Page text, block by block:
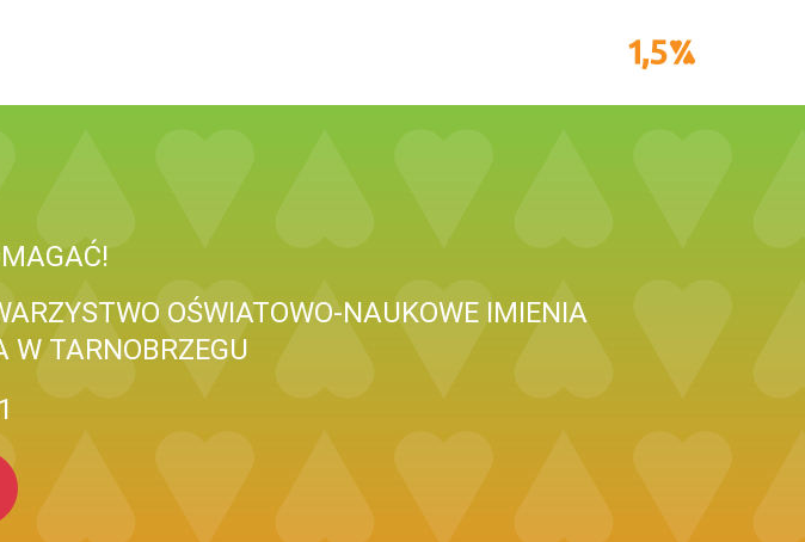
OŚWIATOWO-NAUKOWE IMIENIA
W TARNOBRZEGU